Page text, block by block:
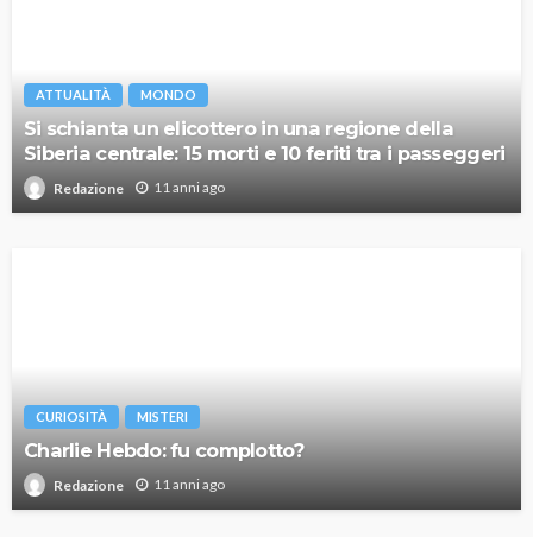
ATTUALITÀ MONDO
Si schianta un elicottero in una regione della
Siberia centrale: 15 morti e 10 feriti tra i passeggeri
Redazione 11 anni ago
CURIOSITÀ MISTERI
Charlie Hebdo: fu complotto?
Redazione 11 anni ago